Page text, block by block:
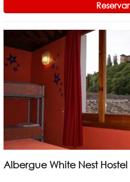
Reservar
Albergue White Nest Hostel